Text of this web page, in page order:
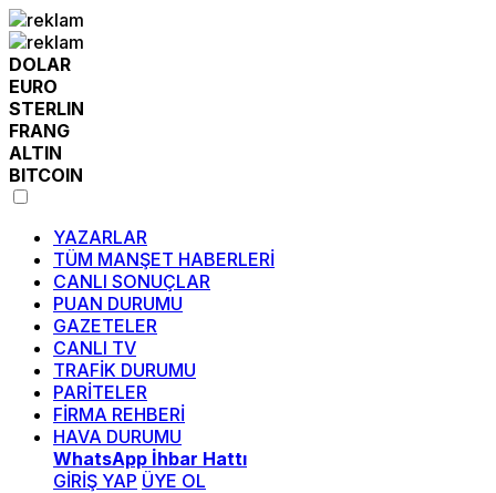
DOLAR
EURO
STERLIN
FRANG
ALTIN
BITCOIN
YAZARLAR
TÜM MANŞET HABERLERİ
CANLI SONUÇLAR
PUAN DURUMU
GAZETELER
CANLI TV
TRAFİK DURUMU
PARİTELER
FİRMA REHBERİ
HAVA DURUMU
WhatsApp İhbar Hattı
GİRİŞ YAP ÜYE OL